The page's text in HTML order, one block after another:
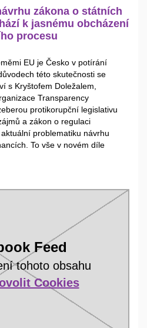
zákona o státních
k jasnému obcházení
procesu
EU je Česko v potírání
této skutečnosti se
s Kryštofem Doležalem,
Transparency
protikorupční legislativu
a zákon o regulaci
problematiku návrhu
To vše v novém díle
Feed
tohoto obsahu
Cookies